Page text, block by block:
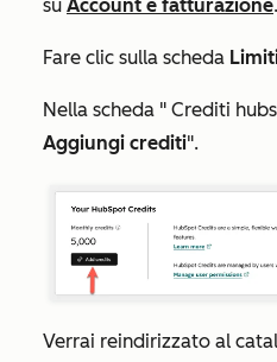
su Account e fatturazione.
Fare clic sulla scheda
Nella scheda " Crediti
Aggiungi crediti".
Verrai reindirizzato al